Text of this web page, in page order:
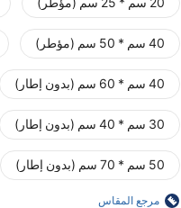
40 سم * 50 سم (مؤطر)
40 سم * 60 سم (بدون إطار)
30 سم * 40 سم (بدون إطار)
50 سم * 70 سم (بدون إطار)
مرجع المقاس